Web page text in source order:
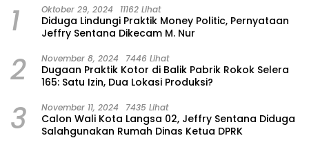
1 Oktober 29, 2024 11162 Lihat
Diduga Lindungi Praktik Money Politic, Pernyataan
Jeffry Sentana Dikecam M. Nur
2 November 8, 2024 7446 Lihat
Dugaan Praktik Kotor di Balik Pabrik Rokok Selera
165: Satu Izin, Dua Lokasi Produksi?
3 November 11, 2024 7435 Lihat
Calon Wali Kota Langsa 02, Jeffry Sentana Diduga
Salahgunakan Rumah Dinas Ketua DPRK